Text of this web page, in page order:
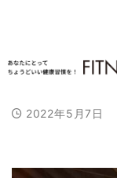
2022年5月7日